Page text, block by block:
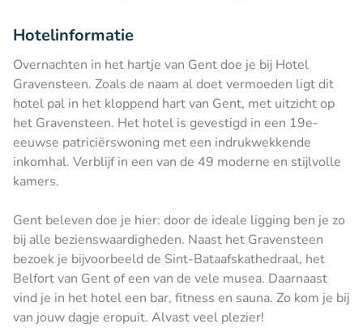
Hotelinformatie
Overnachten in het hartje van Gent doe je bij Hotel
Gravensteen. Zoals de naam al doet vermoeden ligt dit
hotel pal in het kloppend hart van Gent, met uitzicht op
het Gravensteen. Het hotel is gevestigd in een 19e-
eeuwse patriciërswoning met een indrukwekkende
inkomhal. Verblijf in een van de 49 moderne en stijlvolle
kamers.
Gent beleven doe je hier: door de ideale ligging ben je zo
bij alle bezienswaardigheden. Naast het Gravensteen
bezoek je bijvoorbeeld de Sint-Bataafskathedraal, het
Belfort van Gent of een van de vele musea. Daarnaast
vind je in het hotel een bar, fitness en sauna. Zo kom je bij
van jouw dagje eropuit. Alvast veel plezier!